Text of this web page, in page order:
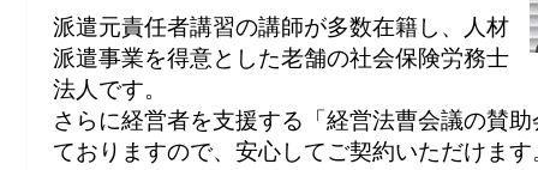
派遣元責任者講習の講師が多数在籍し、人材
派遣事業を得意とした老舗の社会保険労務士
法人です。
さらに経営者を支援する「経営法曹会議の賛
ておりますので、安心してご契約いただけます